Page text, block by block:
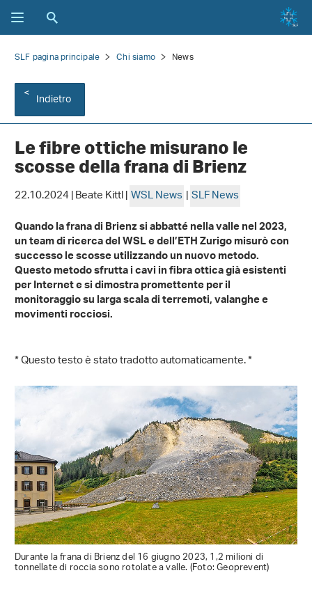
SLF pagina principale Chi siamo News
Indietro
Le fibre ottiche misurano le
scosse della frana di Brienz
22.10.2024 | Beate Kittl |WSL News|SLF News
Quando la frana di Brienz si abbatté nella valle nel 2023,
un team di ricerca del WSL e dell’ETH Zurigo misurò con
successo le scosse utilizzando un nuovo metodo.
Questo metodo sfrutta i cavi in fibra ottica già esistenti
per Internet e si dimostra promettente per il
monitoraggio su larga scala di terremoti, valanghe e
movimenti rocciosi.
* Questo testo è stato tradotto automaticamente. *
Durante la frana di Brienz del 16 giugno 2023, 1,2 milioni di
tonnellate di roccia sono rotolate a valle. (Foto: Geoprevent)